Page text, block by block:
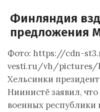
Финляндия
предложения
Фото: https://cdn-
vesti.ru/vh/pictures/
Хельсинки
Ниинистё заявил,
военных республики